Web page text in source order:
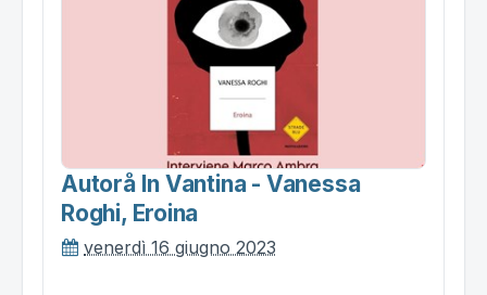
Autorå In Vantina - Vanessa
Roghi, Eroina
venerdì 16 giugno 2023